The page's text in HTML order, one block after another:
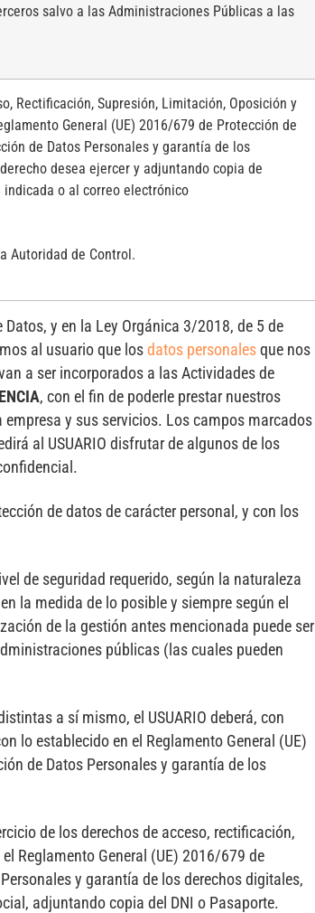
salvo a las Administraciones Públicas a las
Rectificación, Supresión, Limitación, Oposición y
General (UE) 2016/679 de Protección de
de Datos Personales y garantía de los
desea ejercer y adjuntando copia de
o al correo electrónico
Autoridad de Control.
y en la Ley Orgánica 3/2018, de 5 de
al usuario que losdatos personalesque nos
a ser incorporados a las Actividades de
, con el fin de poderle prestar nuestros
y sus servicios. Los campos marcados
al USUARIO disfrutar de algunos de los
de datos de carácter personal, y con los
de seguridad requerido, según la naturaleza
la medida de lo posible y siempre según el
de la gestión antes mencionada puede ser
públicas (las cuales pueden
a sí mismo, el USUARIO deberá, con
lo establecido en el Reglamento General (UE)
de Datos Personales y garantía de los
de los derechos de acceso, rectificación,
Reglamento General (UE) 2016/679 de
y garantía de los derechos digitales,
adjuntando copia del DNI o Pasaporte.